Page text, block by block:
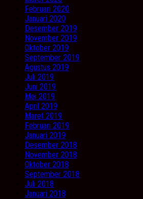
Februari 2020
Januari 2020
Desember 2019
November 2019
Oktober 2019
September 2019
Agustus 2019
Juli 2019
Juni 2019
Mei 2019
April 2019
Maret 2019
Februari 2019
Januari 2019
Desember 2018
November 2018
Oktober 2018
September 2018
Juli 2018
Januari 2018